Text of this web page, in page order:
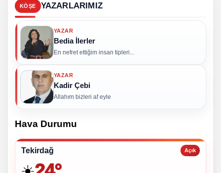
KÖŞE YAZARLARIMIZ
YAZAR
Bedia İlerler
En nefret ettiğim insan tipleri...
YAZAR
Kadir Çebi
Allahım bizleri af eyle
Hava Durumu
Tekirdağ Açık